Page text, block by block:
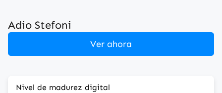
Adio Stefoni
Ver ahora
Nivel de madurez digital